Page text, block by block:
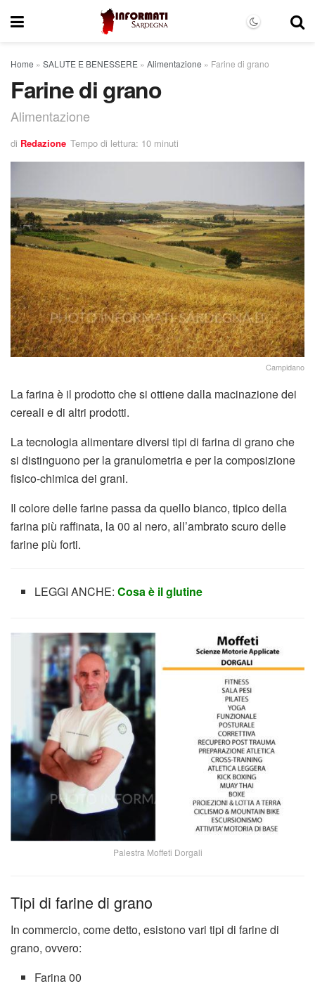
Home » SALUTE E BENESSERE » Alimentazione » Farine di grano
Farine di grano
Alimentazione
di Redazione Tempo di lettura: 10 minuti
Campidano
La farina è il prodotto che si ottiene dalla macinazione dei
cereali e di altri prodotti.
La tecnologia alimentare diversi tipi di farina di grano che
si distinguono per la granulometria e per la composizione
fisico-chimica dei grani.
Il colore delle farine passa da quello bianco, tipico della
farina più raffinata, la 00 al nero, all’ambrato scuro delle
farine più forti.
LEGGI ANCHE:Cosa è il glutine
Palestra Moffeti Dorgali
Tipi di farine di grano
In commercio, come detto, esistono vari tipi di farine di
grano, ovvero:
Farina 00